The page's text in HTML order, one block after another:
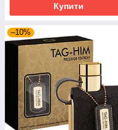
Купити
–10%